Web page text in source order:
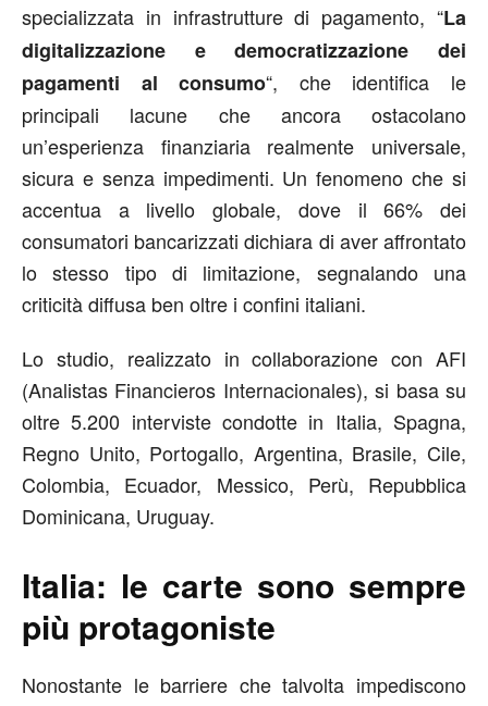
specializzata in infrastrutture di pagamento, “La
digitalizzazione e democratizzazione dei
pagamenti al consumo“, che identifica le
principali lacune che ancora ostacolano
un’esperienza finanziaria realmente universale,
sicura e senza impedimenti. Un fenomeno che si
accentua a livello globale, dove il 66% dei
consumatori bancarizzati dichiara di aver affrontato
lo stesso tipo di limitazione, segnalando una
criticità diffusa ben oltre i confini italiani.
Lo studio, realizzato in collaborazione con AFI
(Analistas Financieros Internacionales), si basa su
oltre 5.200 interviste condotte in Italia, Spagna,
Regno Unito, Portogallo, Argentina, Brasile, Cile,
Colombia, Ecuador, Messico, Perù, Repubblica
Dominicana, Uruguay.
Italia: le carte sono sempre
più protagoniste
Nonostante le barriere che talvolta impediscono